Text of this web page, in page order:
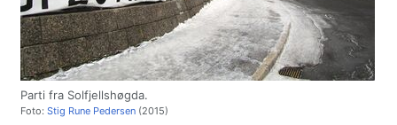
Parti fra Solfjellshøgda.
Foto: Stig Rune Pedersen (2015)